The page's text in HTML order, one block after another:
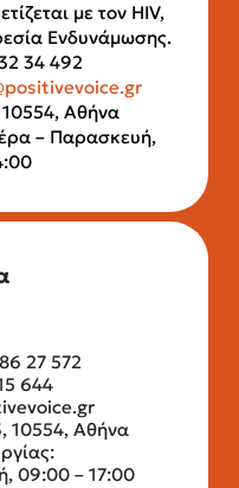
με τον HIV,
Ενδυνάμωσης.
34 492
10554, Αθήνα
– Παρασκευή,
27 572
644
10554, Αθήνα
09:00 – 17:00